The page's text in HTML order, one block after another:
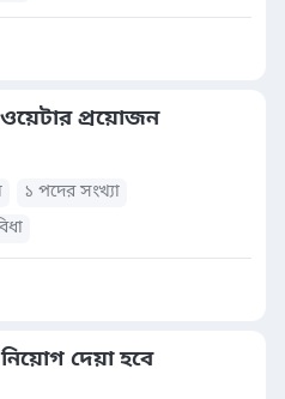
প্রয়োজন
১ পদের সংখ্যা
দেয়া হবে